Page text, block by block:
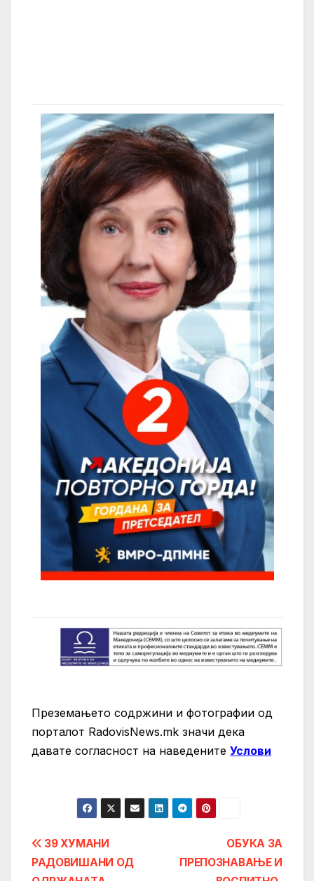
Преземањето содржини и фотографии од
порталот RadovisNews.mk значи дека
давате согласност на нaведените Услови
Post
ОБУКА ЗА
ПРЕПОЗНАВАЊЕ И
39 ХУМАНИ
РАДОВИШАНИ ОД